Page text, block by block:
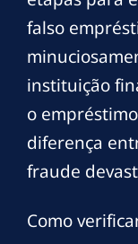
falso
instituição
o
diferença
fraude
Como